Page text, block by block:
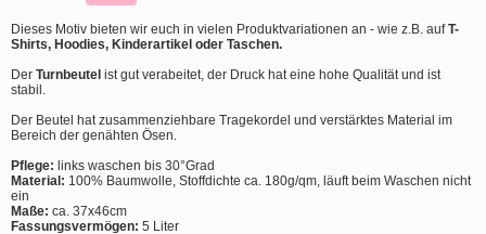
Dieses Motiv bieten wir euch in vielen Produktvariationen an - wie z.B. aufT-
Shirts, Hoodies, Kinderartikel oder Taschen.
Der Turnbeutel ist gut verabeitet, der Druck hat eine hohe Qualität und ist
stabil.
Der Beutel hat zusammenziehbare Tragekordel und verstärktes Material im
Bereich der genähten Ösen.
Pflege: links waschen bis 30°Grad
Material: 100% Baumwolle, Stoffdichte ca. 180g/qm, läuft beim Waschen nicht
ein
Maße: ca. 37x46cm
Fassungsvermögen: 5 Liter